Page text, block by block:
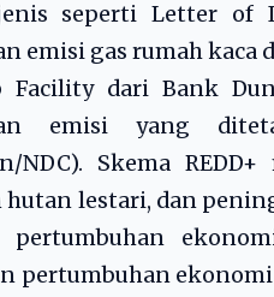
seperti Letter of
emisi gas rumah kaca
Facility dari Bank
emisi yang
NDC). Skema
hutan lestari, dan
pertumbuhan
pertumbuhan